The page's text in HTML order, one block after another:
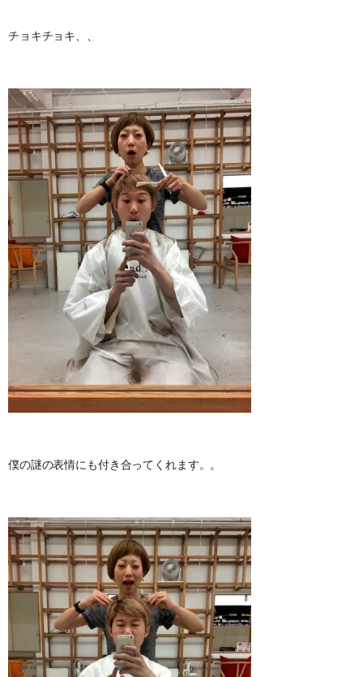
チョキチョキ、、
僕の謎の表情にも付き合ってくれます。。